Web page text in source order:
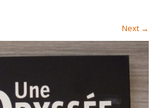
Next →